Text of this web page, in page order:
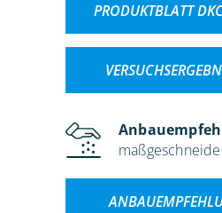
PRODUKTBLATT